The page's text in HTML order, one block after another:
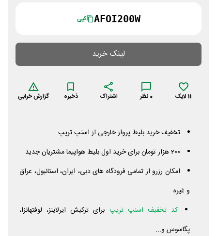
AFOI200W کپی
لینک خرید
11لایک 0 نظر اشتراک ذخیره گزارش خرابی
تخفیف خرید بلیط پرواز خارجی از اسنپ تریپ
200 هزار تومان برای خرید اول بلیط هواپیما مشتریان جدید
امکان رزرو از تمامی فرودگاه های دبی، ایران، استانبول، عراق
و غیره
کد تخفیف اسنپ تریپ برای ترکیش ایرلاینز، لوفتهانزا،
پگاسوس و...